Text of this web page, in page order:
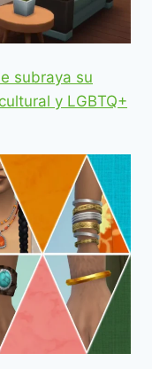
subraya su
y LGBTQ+